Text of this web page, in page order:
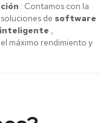
: Contamos con la
de software
,
máximo rendimiento y